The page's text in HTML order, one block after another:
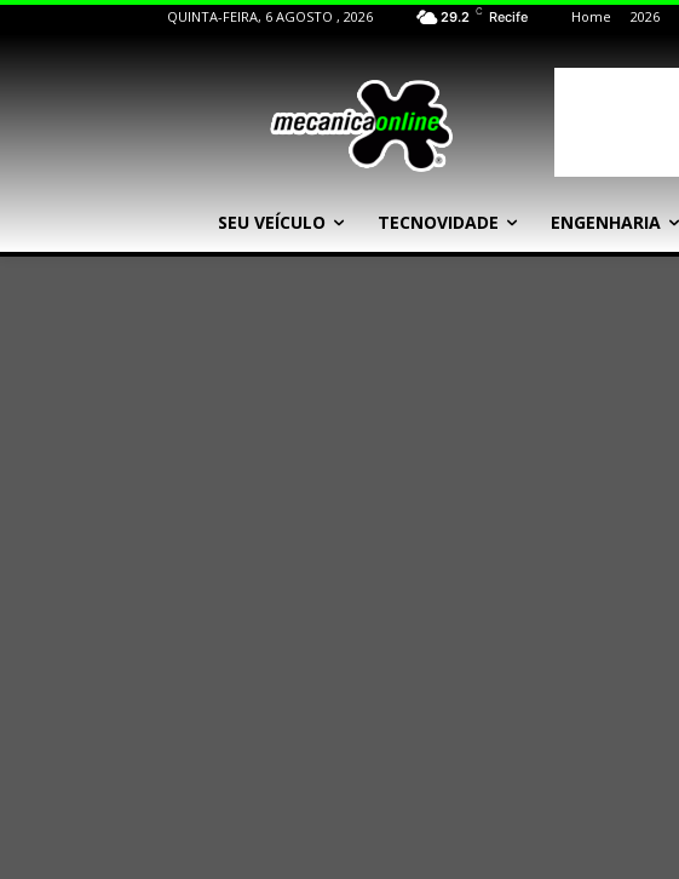
QUINTA-FEIRA, 6 AGOSTO , 2026 29.2 C Recife Home 2026
SEU VEÍCULO TECNOVIDADE ENGENHARIA